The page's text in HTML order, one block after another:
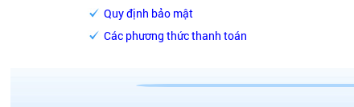
Quy định bảo mật
Các phương thức thanh toán